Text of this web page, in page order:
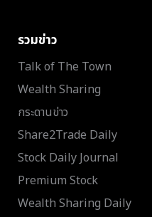
รวมข่าว
Talk of The Town
Wealth Sharing
กระดานข่าว
Share2Trade Daily
Stock Daily Journal
Premium Stock
Wealth Sharing Daily